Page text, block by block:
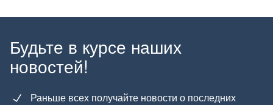
Будьте в курсе наших
новостей!
Раньше всех получайте новости о последних